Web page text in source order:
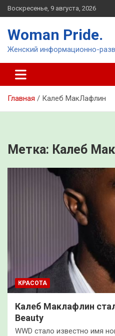
Перейти
к
Воскресенье, 9 августа, 2026
Woman Pride.
Женский информационно-
Главная Калеб МакЛафлин
Метка: Калеб
КРАСОТА
Калеб Маклафлин
Beauty
WWD стало известно имя